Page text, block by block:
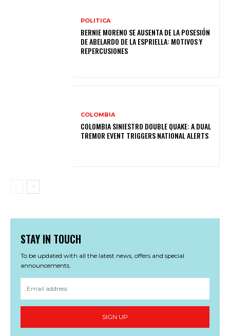
POLITICA
BERNIE MORENO SE AUSENTA DE LA POSESIÓN
DE ABELARDO DE LA ESPRIELLA: MOTIVOS Y
REPERCUSIONES
COLOMBIA
COLOMBIA SINIESTRO DOUBLE QUAKE: A DUAL
TREMOR EVENT TRIGGERS NATIONAL ALERTS
STAY IN TOUCH
To be updated with all the latest news, offers and special
announcements.
SIGN UP